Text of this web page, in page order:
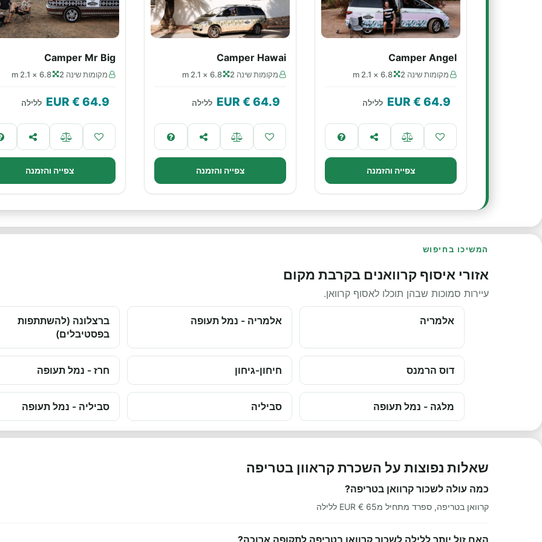
Camper Angel
מקומות שינה 2 6.8 × 2.1 m
64.9
€ EUR ללילה
צפייה והזמנה
Camper Hawai
מקומות שינה 2 6.8 × 2.1 m
64.9
€ EUR ללילה
צפייה והזמנה
Camper Mr Big
מקומות שינה 2 6.8 × 2.1 m
64.9
€ EUR ללילה
צפייה והזמנה
המשיכו בחיפוש
אזורי איסוף קרוואנים בקרבת מקום
עיירות סמוכות שבהן תוכלו לאסוף קרוואן.
אלמריה אלמריה - נמל תעופה
ברצלונה (להשתתפות
בפסטיבלים)
דוס הרמנס חיחון-גיחון חרז - נמל תעופה
מלגה - נמל תעופה סביליה סביליה - נמל תעופה
שאלות נפוצות על השכרת קראוון בטריפה
כמה עולה לשכור קרוואן בטריפה?
קרוואן בטריפה, ספרד מתחיל מ65 € EUR ללילה
האם זול יותר ללילה לשכור קרוואן בטריפה לתקופה ארוכה?